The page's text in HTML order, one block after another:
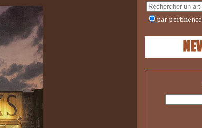
par pertinence